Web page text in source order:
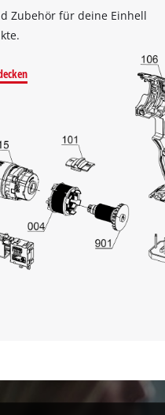
Zubehör für deine Einhell